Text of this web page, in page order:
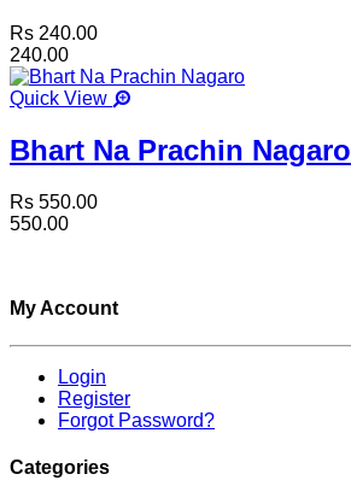
Rs 240.00
240.00
Quick View
Bhart Na Prachin Nagaro
Rs 550.00
550.00
My Account
Login
Register
Forgot Password?
Categories